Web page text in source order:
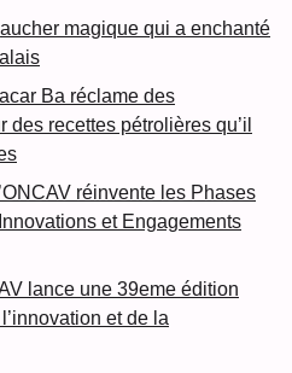
magique qui a enchanté
Ba réclame des
des recettes pétrolières qu’il
réinvente les Phases
et Engagements
lance une 39eme édition
et de la